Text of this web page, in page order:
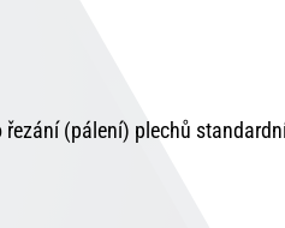
(pálení) plechů